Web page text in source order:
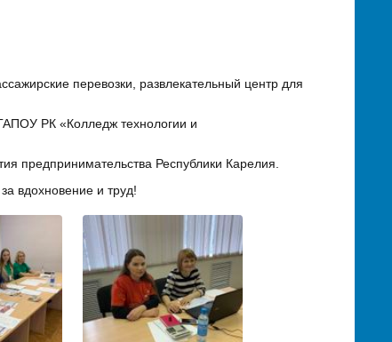
перевозки, развлекательный центр для
РК «Колледж технологии и
предпринимательства Республики Карелия.
вдохновение и труд!